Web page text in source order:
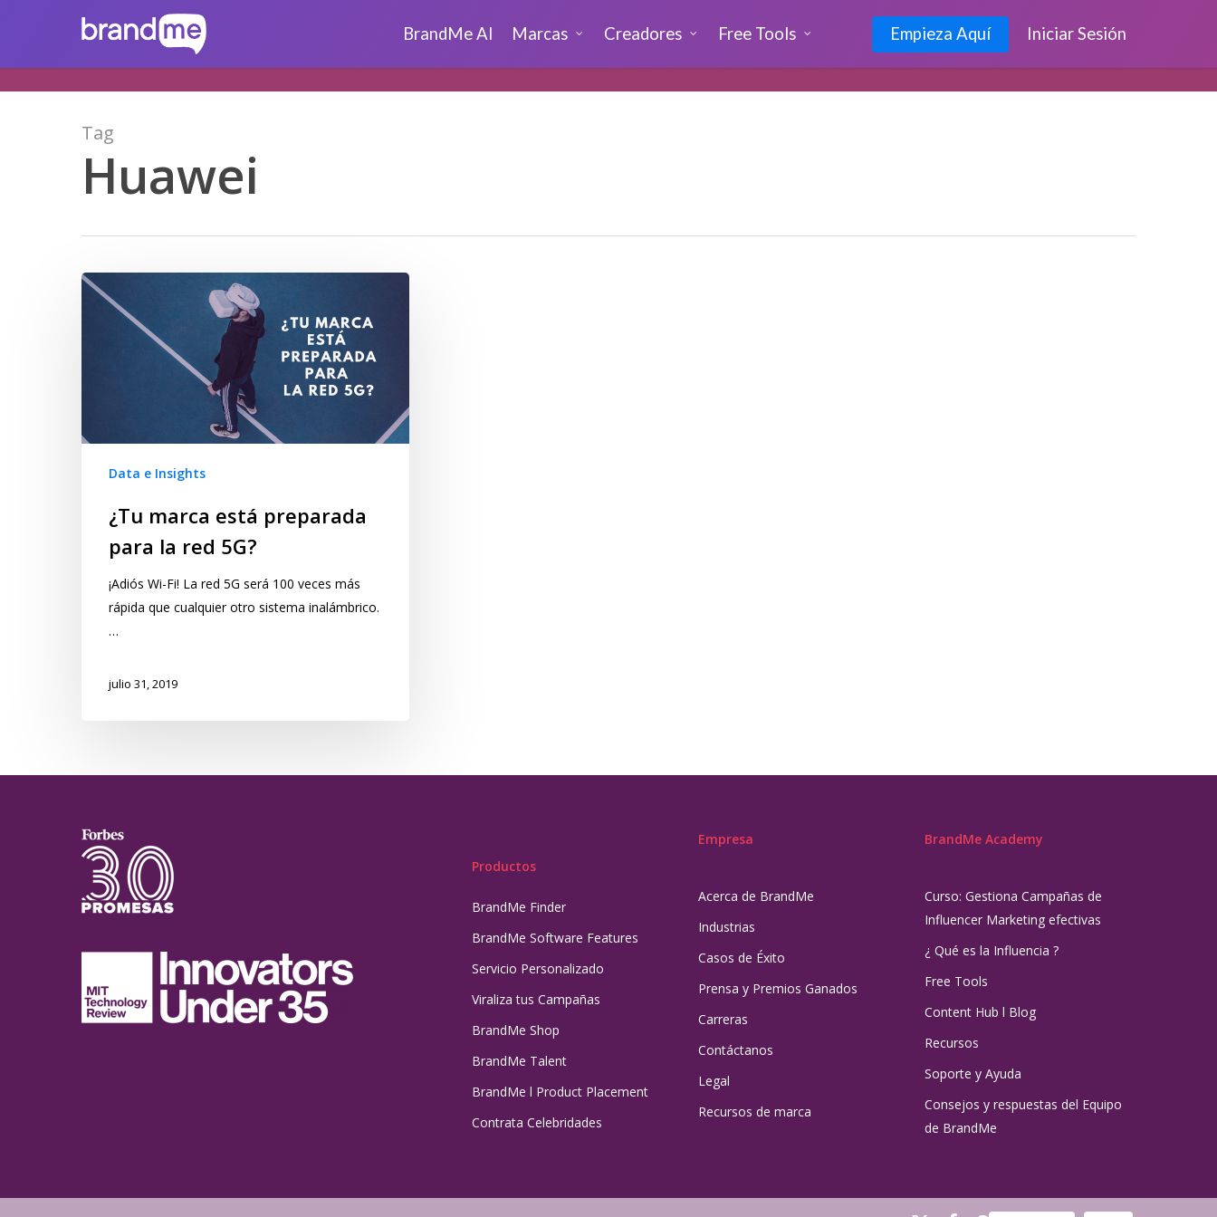
BrandMe AI Marcas Creadores Free Tools Empieza Aquí Iniciar Sesión
Tag
Huawei
Data e Insights
¿Tu marca está preparada
para la red 5G?
¡Adiós Wi-Fi! La red 5G será 100 veces más
rápida que cualquier otro sistema inalámbrico.
…
julio 31, 2019
Productos
BrandMe Finder
BrandMe Software Features
Servicio Personalizado
Viraliza tus Campañas
BrandMe Shop
BrandMe Talent
BrandMe l Product Placement
Contrata Celebridades
Empresa
Acerca de BrandMe
Industrias
Casos de Éxito
Prensa y Premios Ganados
Carreras
Contáctanos
Legal
Recursos de marca
BrandMe Academy
Curso: Gestiona Campañas de
Influencer Marketing efectivas
¿ Qué es la Influencia ?
Free Tools
Content Hub l Blog
Recursos
Soporte y Ayuda
Consejos y respuestas del Equipo
de BrandMe